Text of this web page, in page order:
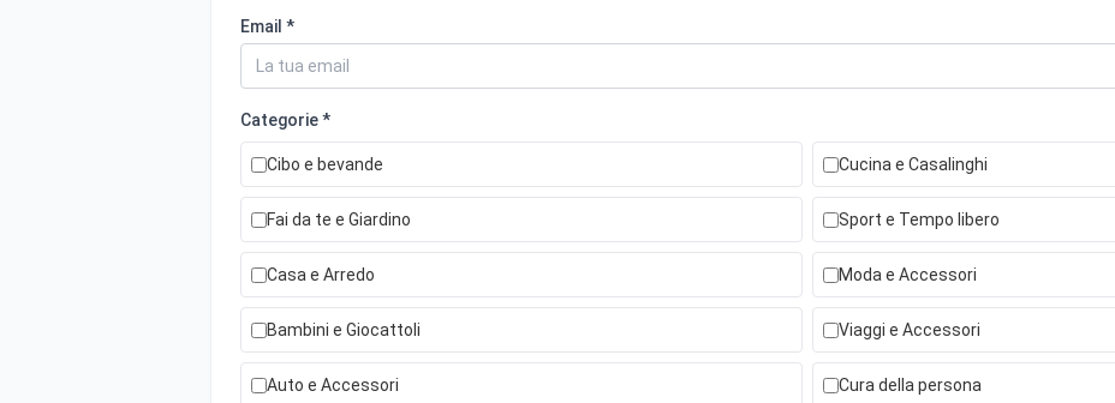
Email *
Categorie *
Cibo e bevande Cucina e Casalinghi
Fai da te e Giardino Sport e Tempo libero
Casa e Arredo Moda e Accessori
Bambini e Giocattoli Viaggi e Accessori
Auto e Accessori Cura della persona